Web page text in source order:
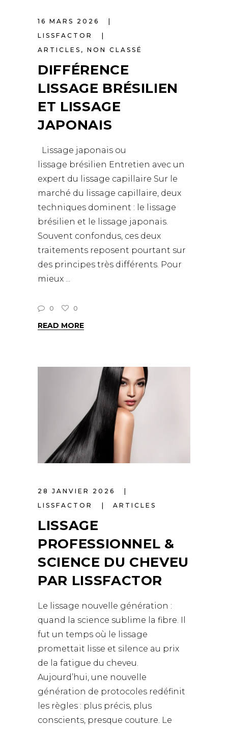
16 MARS 2026
LISSFACTOR
ARTICLES , NON CLASSÉ
DIFFÉRENCE
LISSAGE BRÉSILIEN
ET LISSAGE
JAPONAIS
Lissage japonais ou
lissage brésilien Entretien avec un
expert du lissage capillaire Sur le
marché du lissage capillaire, deux
techniques dominent : le lissage
brésilien et le lissage japonais.
Souvent confondus, ces deux
traitements reposent pourtant sur
des principes très différents. Pour
mieux
0 0
READ MORE
28 JANVIER 2026
LISSFACTOR
ARTICLES
LISSAGE
PROFESSIONNEL &
SCIENCE DU CHEVEU
PAR LISSFACTOR
Le lissage nouvelle génération :
quand la science sublime la fibre. Il
fut un temps où le lissage
promettait lisse et silence au prix
de la fatigue du cheveu.
Aujourd’hui, une nouvelle
génération de protocoles redéfinit
les règles : plus précis, plus
conscients, presque couture. Le